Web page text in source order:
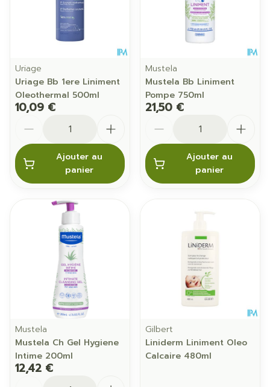
Uriage
Uriage Bb 1ere Liniment
Oleothermal 500ml
10,09 €
Ajouter au
panier
Mustela
Mustela Bb Liniment
Pompe 750ml
21,50 €
Ajouter au
panier
Mustela
Mustela Ch Gel Hygiene
Intime 200ml
12,42 €
Gilbert
Liniderm Liniment Oleo
Calcaire 480ml